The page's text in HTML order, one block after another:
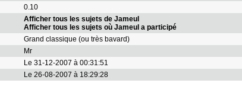
0.10
Afficher tous les sujets de Jameul
Afficher tous les sujets où Jameul a participé
Grand classique (ou très bavard)
Mr
Le 31-12-2007 à 00:31:51
Le 26-08-2007 à 18:29:28